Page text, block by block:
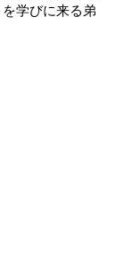
学びに来る弟